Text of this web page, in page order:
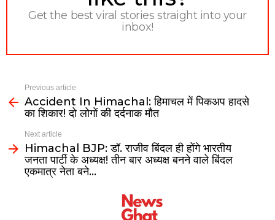
Get the best viral stories straight into your
inbox!
Previous article
Accident In Himachal: हिमाचल में पिकअप हादसे
का शिकार! दो लोगों की दर्दनाक मौत
Next article
Himachal BJP: डॉ. राजीव बिंदल ही होंगे भारतीय
जनता पार्टी के अध्यक्ष! तीन बार अध्यक्ष बनने वाले बिंदल
एकमात्र नेता बने…